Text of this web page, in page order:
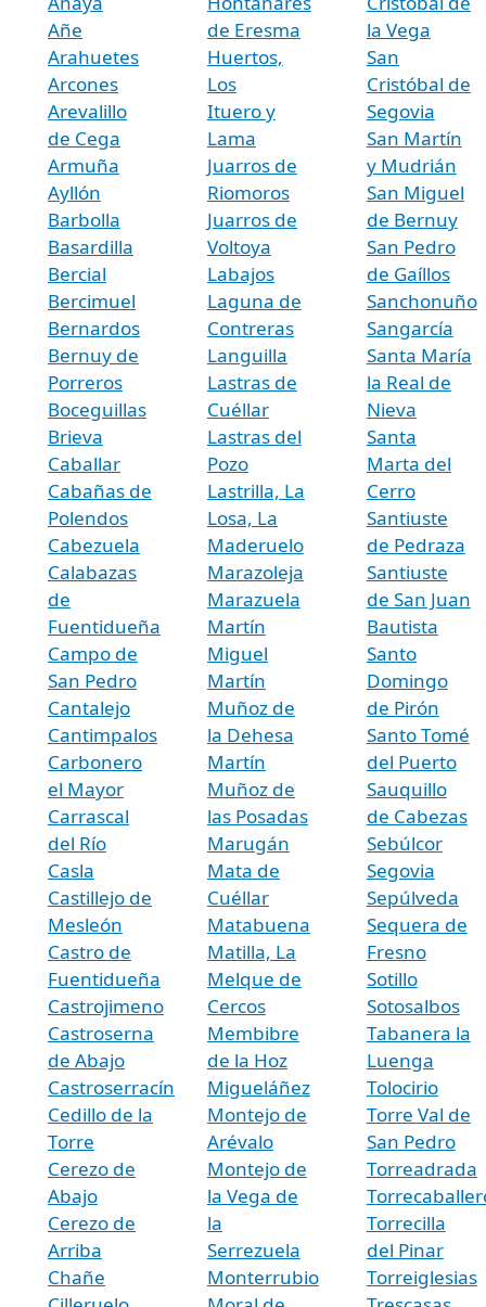
Añe
Arahuetes
Arcones
Arevalillo
de Cega
Armuña
Ayllón
Barbolla
Basardilla
Bercial
Bercimuel
Bernardos
Bernuy de
Porreros
Boceguillas
Brieva
Caballar
Cabañas de
Polendos
Cabezuela
Calabazas
de
Fuentidueña
Campo de
San Pedro
Cantalejo
Cantimpalos
Carbonero
el Mayor
Carrascal
del Río
Casla
Castillejo de
Mesleón
Castro de
Fuentidueña
Castrojimeno
Castroserna
de Abajo
Castroserracín
Cedillo de la
Torre
Cerezo de
Abajo
Cerezo de
Arriba
Chañe
de Eresma
Huertos,
Los
Ituero y
Lama
Juarros de
Riomoros
Juarros de
Voltoya
Labajos
Laguna de
Contreras
Languilla
Lastras de
Cuéllar
Lastras del
Pozo
Lastrilla, La
Losa, La
Maderuelo
Marazoleja
Marazuela
Martín
Miguel
Martín
Muñoz de
la Dehesa
Martín
Muñoz de
las Posadas
Marugán
Mata de
Cuéllar
Matabuena
Matilla, La
Melque de
Cercos
Membibre
de la Hoz
Migueláñez
Montejo de
Arévalo
Montejo de
la Vega de
la
Serrezuela
Monterrubio
la Vega
San
Cristóbal de
Segovia
San Martín
y Mudrián
San Miguel
de Bernuy
San Pedro
de Gaíllos
Sanchonuño
Sangarcía
Santa María
la Real de
Nieva
Santa
Marta del
Cerro
Santiuste
de Pedraza
Santiuste
de San Juan
Bautista
Santo
Domingo
de Pirón
Santo Tomé
del Puerto
Sauquillo
de Cabezas
Sebúlcor
Segovia
Sepúlveda
Sequera de
Fresno
Sotillo
Sotosalbos
Tabanera la
Luenga
Tolocirio
Torre Val de
San Pedro
Torreadrada
Torrecilla
del Pinar
Torreiglesias